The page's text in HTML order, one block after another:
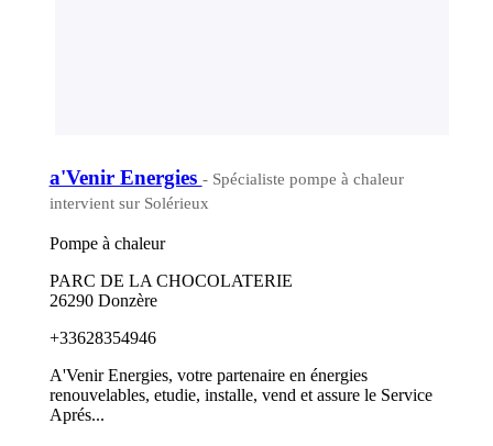
a'Venir Energies - Spécialiste pompe à chaleur
intervient sur Solérieux
Pompe à chaleur
PARC DE LA CHOCOLATERIE
26290 Donzère
+33628354946
A'Venir Energies, votre partenaire en énergies
renouvelables, etudie, installe, vend et assure le Service
Aprés...